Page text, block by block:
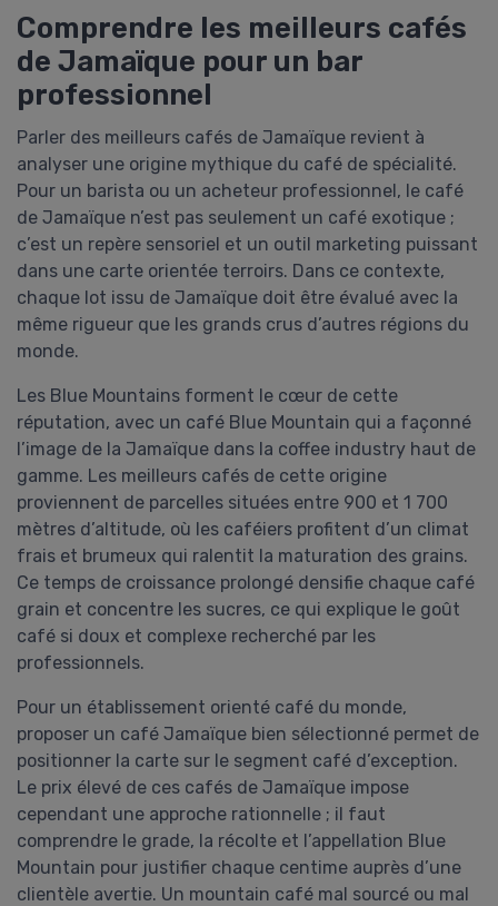
Comprendre les meilleurs cafés
de Jamaïque pour un bar
professionnel
Parler des meilleurs cafés de Jamaïque revient à
analyser une origine mythique du café de spécialité.
Pour un barista ou un acheteur professionnel, le café
de Jamaïque n’est pas seulement un café exotique ;
c’est un repère sensoriel et un outil marketing puissant
dans une carte orientée terroirs. Dans ce contexte,
chaque lot issu de Jamaïque doit être évalué avec la
même rigueur que les grands crus d’autres régions du
monde.
Les Blue Mountains forment le cœur de cette
réputation, avec un café Blue Mountain qui a façonné
l’image de la Jamaïque dans la coffee industry haut de
gamme. Les meilleurs cafés de cette origine
proviennent de parcelles situées entre 900 et 1 700
mètres d’altitude, où les caféiers profitent d’un climat
frais et brumeux qui ralentit la maturation des grains.
Ce temps de croissance prolongé densifie chaque café
grain et concentre les sucres, ce qui explique le goût
café si doux et complexe recherché par les
professionnels.
Pour un établissement orienté café du monde,
proposer un café Jamaïque bien sélectionné permet de
positionner la carte sur le segment café d’exception.
Le prix élevé de ces cafés de Jamaïque impose
cependant une approche rationnelle ; il faut
comprendre le grade, la récolte et l’appellation Blue
Mountain pour justifier chaque centime auprès d’une
clientèle avertie. Un mountain café mal sourcé ou mal